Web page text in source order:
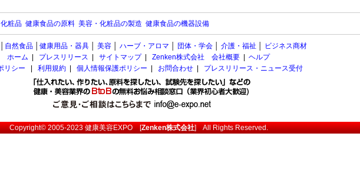
化粧品 健康食品の原料 美容・化粧品の製造 健康食品の機器設備
自然食品 健康用品・器具 美容 ハーブ・アロマ 団体・学会 介護・福祉
ビジネス商材
ホーム
プレスリリース サイトマップ| Zenken株式会社 会社概要
ヘルプ
リシー
利用規約 個人情報保護ポリシー お問合わせ プレスリリース・ニュース受付
Copyright© 2005-2023健康美容EXPO[Zenken株式会社] All Rights Reserved.